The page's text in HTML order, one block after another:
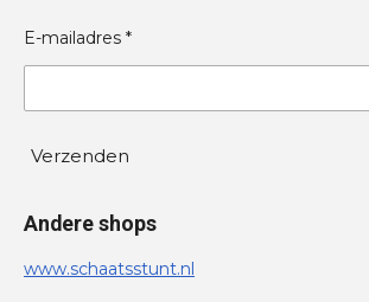
E-mailadres *
Verzenden
Andere shops
www.schaatsstunt.nl